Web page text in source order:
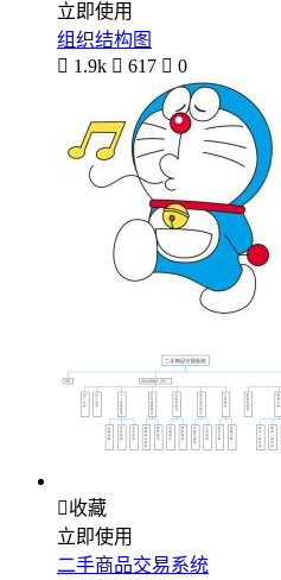
立即使用
组织结构图
 1.9k  617  0
收藏
立即使用
二手商品交易系统